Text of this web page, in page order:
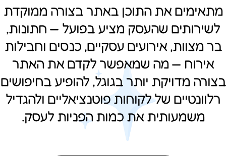
מתאימים את התוכן באתר בצורה ממוקדת
לשירותים שהעסק מציע בפועל — חתונות,
בר מצוות, אירועים עסקיים, כנסים וחבילות
אירוח — מה שמאפשר לקדם את האתר
בצורה מדויקת יותר בגוגל, להופיע בחיפושים
רלוונטיים של לקוחות פוטנציאליים ולהגדיל
משמעותית את כמות הפניות לעסק.